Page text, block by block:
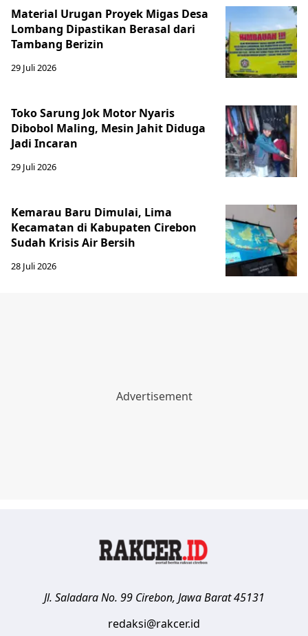
Material Urugan Proyek Migas Desa
Lombang Dipastikan Berasal dari
Tambang Berizin
29 Juli 2026
Toko Sarung Jok Motor Nyaris
Dibobol Maling, Mesin Jahit Diduga
Jadi Incaran
29 Juli 2026
Kemarau Baru Dimulai, Lima
Kecamatan di Kabupaten Cirebon
Sudah Krisis Air Bersih
28 Juli 2026
Jl. Saladara No. 99 Cirebon, Jawa Barat 45131
redaksi@rakcer.id